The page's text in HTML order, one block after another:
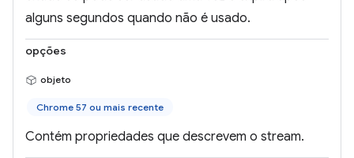
alguns segundos quando não é usado.
opções
objeto
Chrome 57 ou mais recente
Contém propriedades que descrevem o stream.